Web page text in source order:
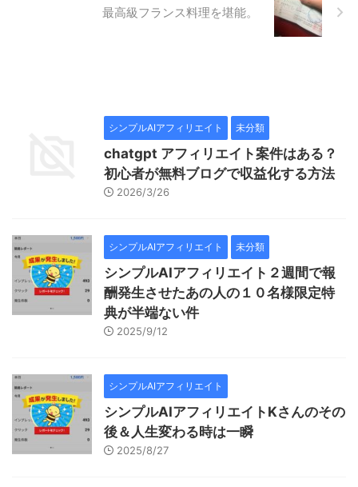
最高級フランス料理を堪能。
シンプルAIアフィリエイト 未分類
chatgpt アフィリエイト案件はある？
初心者が無料ブログで収益化する方法
2026/3/26
シンプルAIアフィリエイト 未分類
シンプルAIアフィリエイト２週間で報
酬発生させたあの人の１０名様限定特
典が半端ない件
2025/9/12
シンプルAIアフィリエイト
シンプルAIアフィリエイトKさんのその
後＆人生変わる時は一瞬
2025/8/27